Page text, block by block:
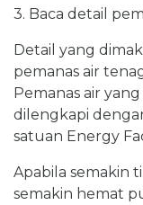
3. Baca detail
Detail yang
pemanas air
Pemanas air
dilengkapi
satuan Energy
Apabila semakin
semakin hemat